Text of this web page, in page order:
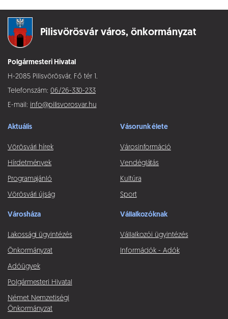
Pilisvörösvár város, önkormányzat
Polgármesteri Hivatal
H-2085 Pilisvörösvár, Fő tér 1.
Telefonszám: 06/26-330-233
E-mail: info@pilisvorosvar.hu
Aktuális
Vörösvári hírek
Hírdetmények
Programajánló
Vörösvári újság
Vásorunk élete
Városinformáció
Vendéglátás
Kultúra
Sport
Városháza
Lakossági ügyintézés
Önkormányzat
Adóügyek
Polgármesteri Hivatal
Német Nemzetiségi
Önkormányzat
Vállalkozóknak
Vállalkozói ügyintézés
Információk - Adók